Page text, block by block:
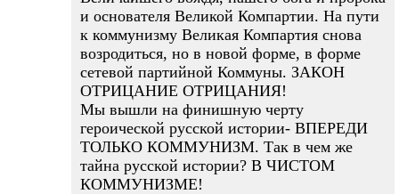
и основателя Великой Компартии. На пути
к коммунизму Великая Компартия снова
возродиться, но в новой форме, в форме
сетевой партийной Коммуны. ЗАКОН
ОТРИЦАНИЕ ОТРИЦАНИЯ!
Мы вышли на финишную черту
героической русской истории- ВПЕРЕДИ
ТОЛЬКО КОММУНИЗМ. Так в чем же
тайна русской истории? В ЧИСТОМ
КОММУНИЗМЕ!